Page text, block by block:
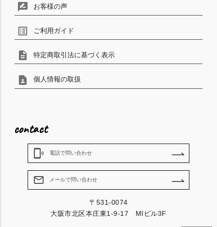
rate_review お客様の声
list_alt ご利用ガイド
description 特定商取引法に基づく表示
contact_page 個人情報の取扱
contact
phonelink_ring 電話で問い合わせ
mail_outline メールで問い合わせ
〒531-0074
大阪市北区本庄東1-9-17 MIビル3F